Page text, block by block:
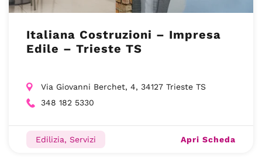
Italiana Costruzioni – Impresa
Edile – Trieste TS
Via Giovanni Berchet, 4, 34127 Trieste TS
348 182 5330
Edilizia, Servizi Apri Scheda